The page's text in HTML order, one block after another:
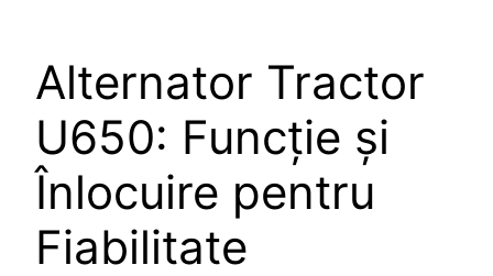
Alternator Tractor
U650: Funcție și
Înlocuire pentru
Fiabilitate